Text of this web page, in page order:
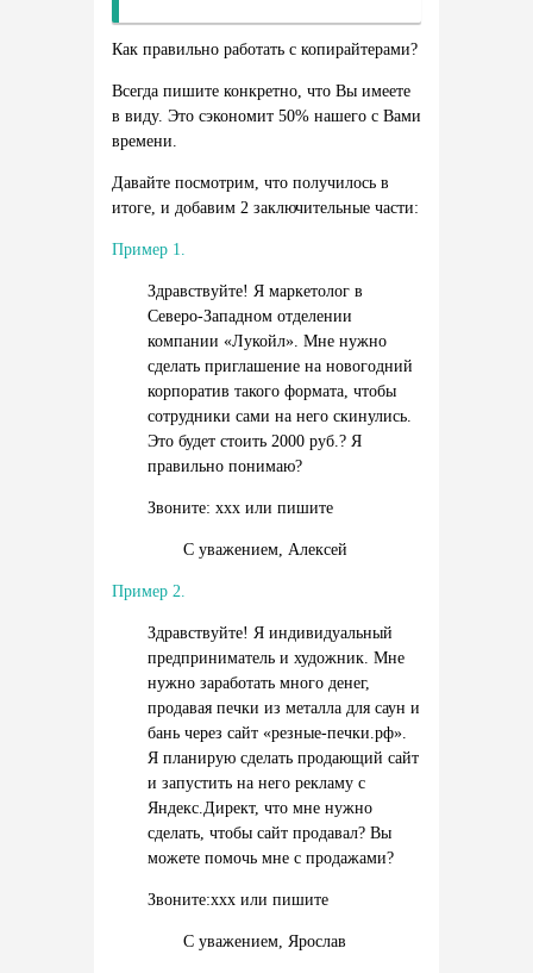
Как правильно работать с копирайтерами?
Всегда пишите конкретно, что Вы имеете
в виду. Это сэкономит 50% нашего с Вами
времени.
Давайте посмотрим, что получилось в
итоге, и добавим 2 заключительные части:
Пример 1.
Здравствуйте! Я маркетолог в
Северо-Западном отделении
компании «Лукойл». Мне нужно
сделать приглашение на новогодний
корпоратив такого формата, чтобы
сотрудники сами на него скинулись.
Это будет стоить 2000 руб.? Я
правильно понимаю?
Звоните: xxx или пишите
С уважением, Алексей
Пример 2.
Здравствуйте! Я индивидуальный
предприниматель и художник. Мне
нужно заработать много денег,
продавая печки из металла для саун и
бань через сайт «резные-печки.рф».
Я планирую сделать продающий сайт
и запустить на него рекламу с
Яндекс.Директ, что мне нужно
сделать, чтобы сайт продавал? Вы
можете помочь мне с продажами?
Звоните:xxx или пишите
С уважением, Ярослав